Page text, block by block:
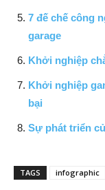
7 đế chế công
garage
Khởi nghiệp
Khởi nghiệp
bại
Sự phát triển
TAGS infographic